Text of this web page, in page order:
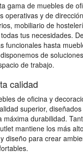
gama de muebles de
operativas y de
mobiliario de
tus necesidades.
funcionales hasta
de
de trabajo.
calidad
de oficina y
superior,
máxima durabilidad.
mantiene los más
diseño para crear